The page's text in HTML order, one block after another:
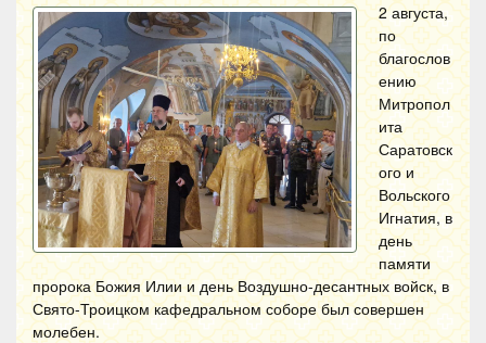
2 августа,
по
благослов
ению
Митропол
ита
Саратовск
ого и
Вольского
Игнатия, в
день
памяти
пророка Божия Илии и день Воздушно-десантных войск, в
Свято-Троицком кафедральном соборе был совершен
молебен.